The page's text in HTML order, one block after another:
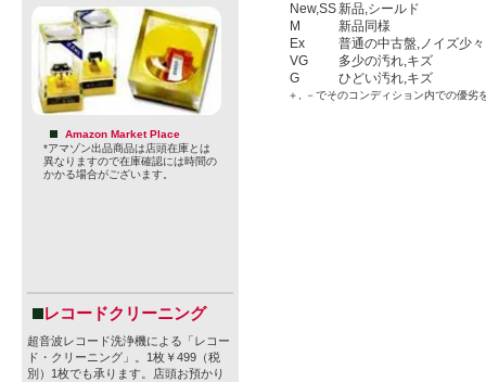
Amazon Market Place
*アマゾン出品商品は店頭在庫とは
異なりますので在庫確認には時間の
かかる場合がございます。
レコードクリーニング
超音波レコード洗浄機による「レコー
ド・クリーニング」。1枚￥499（税
別）1枚でも承ります。店頭お預かり
New,SS新品,シールド
M
新品同様
Ex
普通の中古盤,ノイズ少々
VG
多少の汚れ,キズ
G
ひどい汚れ,キズ
＋, －でそのコンディション内での優劣